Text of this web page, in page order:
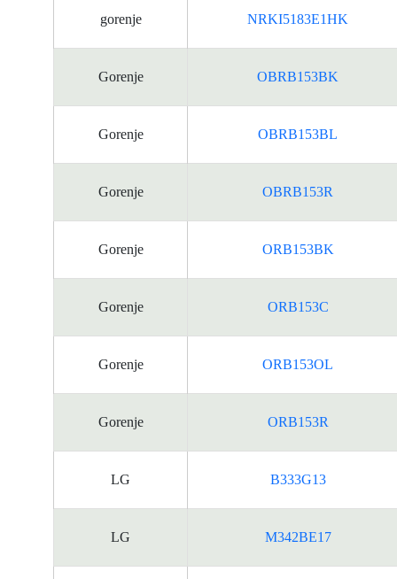
gorenje NRKI5183E1HK
Gorenje OBRB153BK
Gorenje OBRB153BL
Gorenje OBRB153R
Gorenje ORB153BK
Gorenje ORB153C
Gorenje ORB153OL
Gorenje ORB153R
LG B333G13
LG M342BE17